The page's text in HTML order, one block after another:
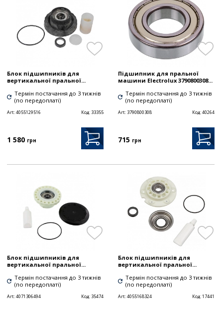
Блок підшипників для
вертикальної пральної...
Термін постачання до 3 тижнів
(по передоплаті)
Art:4055129516 Код: 33355
1 580 грн
Підшипник для пральної
машини Electrolux 3790800308...
Термін постачання до 3 тижнів
(по передоплаті)
Art: 3790800308 Код:40264
715 грн
Блок підшипників для
вертикальної пральної...
Термін постачання до 3 тижнів
(по передоплаті)
Art:4071306494 Код: 35474
Блок підшипників для
вертикальної пральної...
Термін постачання до 3 тижнів
(по передоплаті)
Art:4055168324 Код:17441